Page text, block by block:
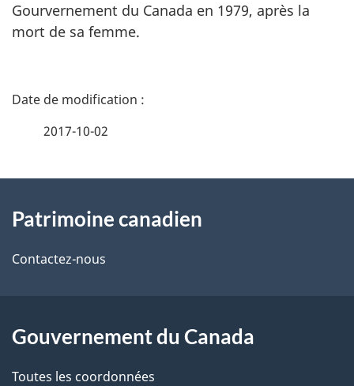
Gourvernement du Canada en 1979, après la
mort de sa femme.
D
i
l
d
e
2017-10-02
propos
de
site
Patrimoine canadien
Contactez-nous
Gouvernement du Canada
Toutes les coordonnées